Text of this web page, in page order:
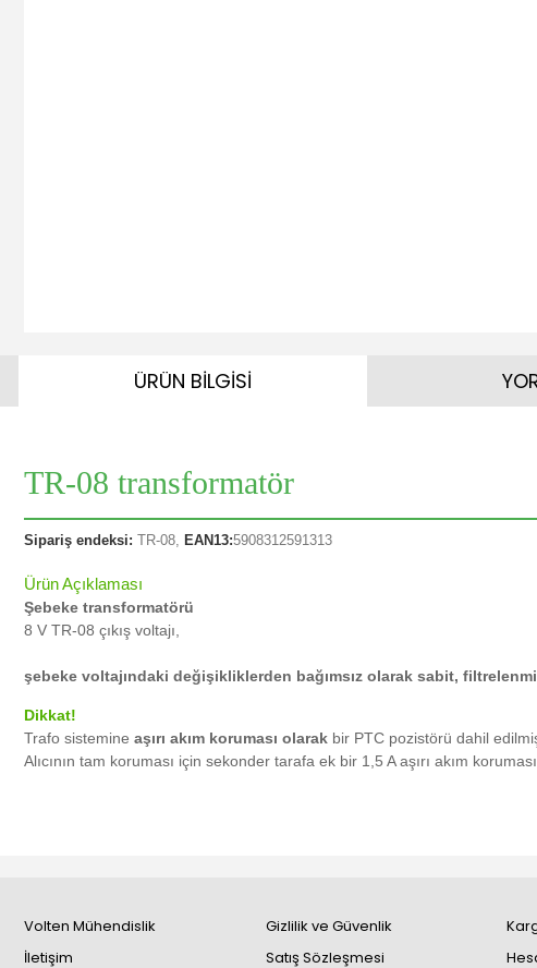
ÜRÜN BİLGİSİ
TR-08 transformatör
Sipariş endeksi: TR-08, EAN13:5908312591313
Ürün Açıklaması
Şebeke transformatörü
8 V TR-08 çıkış voltajı,
şebeke voltajındaki değişikliklerden bağımsız olarak sabit,
Dikkat!
Trafo sistemine aşırı akım koruması olarak bir PTC pozistörü dahil
Alıcının tam koruması için sekonder tarafa ek bir 1,5 A aşırı akım
Volten Mühendislik
İletişim
Gizlilik ve Güvenlik
Satış Sözleşmesi